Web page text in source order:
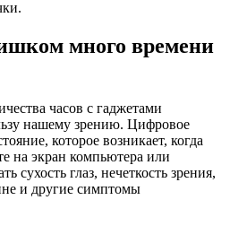
много времени
часов с гаджетами
нашему зрению. Цифровое
которое возникает, когда
на экран компьютера или
сухость глаз, нечеткость зрения,
и другие симптомы